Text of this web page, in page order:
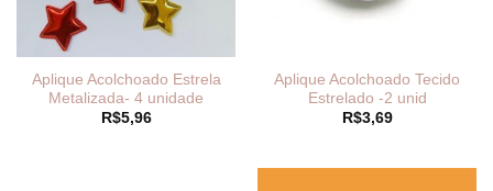
Aplique Acolchoado Estrela
Metalizada- 4 unidade
R$5,96
Aplique Acolchoado Tecido
Estrelado -2 unid
R$3,69